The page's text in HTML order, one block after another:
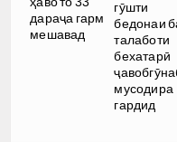
дараҷа гарм
мешавад
гӯшти
бедонаи
талаботи
бехатарӣ
мусодира
гардид